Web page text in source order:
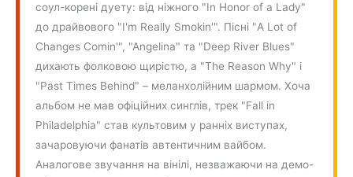
соул-корені дуету: від ніжного "In Honor of a Lady"
до драйвового "I'm Really Smokin'". Пісні "A Lot of
Changes Comin'", "Angelina" та "Deep River Blues"
дихають фолковою щирістю, а "The Reason Why" і
"Past Times Behind" – меланхолійним шармом. Хоча
альбом не мав офіційних синглів, трек "Fall in
Philadelphia" став культовим у ранніх виступах,
зачаровуючи фанатів автентичним вайбом.
Аналогове звучання на вінілі, незважаючи на демо-